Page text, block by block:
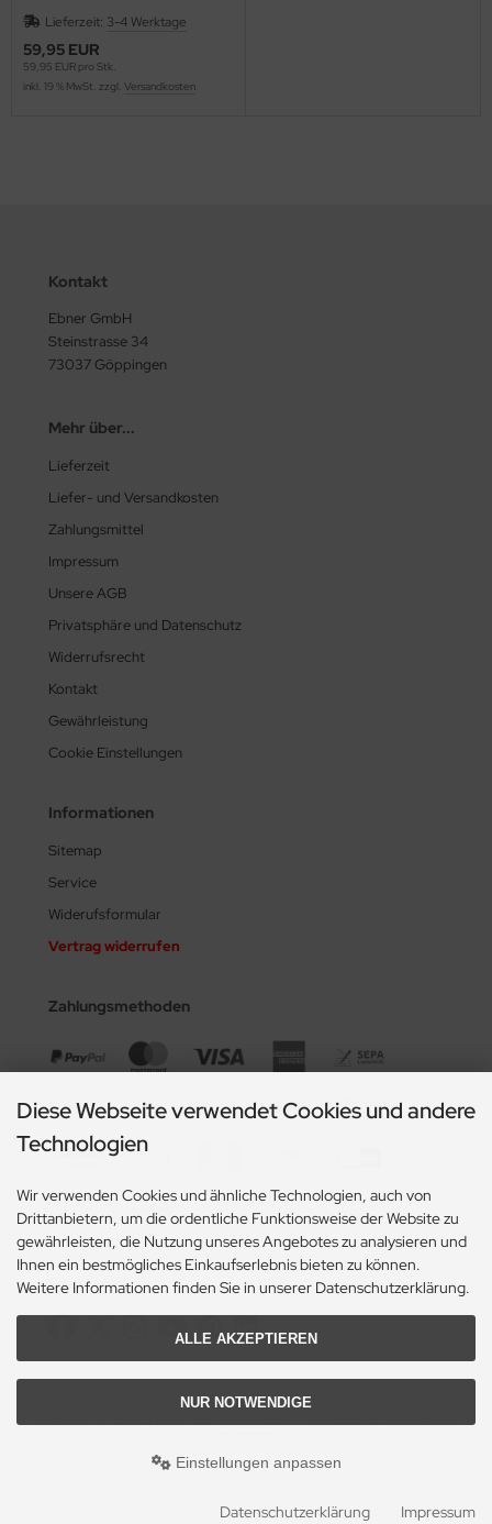
Lieferzeit: 3-4 Werktage
59,95 EUR
59,95 EUR pro Stk.
inkl. 19 % MwSt. zzgl. Versandkosten
Kontakt
Ebner GmbH
Steinstrasse 34
73037 Göppingen
Mehr über...
Lieferzeit
Liefer- und Versandkosten
Zahlungsmittel
Impressum
Unsere AGB
Privatsphäre und Datenschutz
Widerrufsrecht
Kontakt
Gewährleistung
Cookie Einstellungen
Informationen
Sitemap
Service
Widerufsformular
Vertrag widerrufen
Zahlungsmethoden
Social Media
Alle Preise inkl. gesetzl. MwSt. zzgl.Versandkosten. Die durchgestrichenen Preise
Reinigungsgeraete, Reinigungsbedarf, MoppShop © 2026 | Template © 2009-2026 by
Diese Webseite verwendet Cookies und andere
Technologien
Wir verwenden Cookies und ähnliche Technologien, auch von
Drittanbietern, um die ordentliche Funktionsweise der Website zu
gewährleisten, die Nutzung unseres Angebotes zu analysieren und
Ihnen ein bestmögliches Einkaufserlebnis bieten zu können.
Weitere Informationen finden Sie in unserer Datenschutzerklärung.
ALLE AKZEPTIEREN
NUR NOTWENDIGE
Einstellungen anpassen
Datenschutzerklärung Impressum